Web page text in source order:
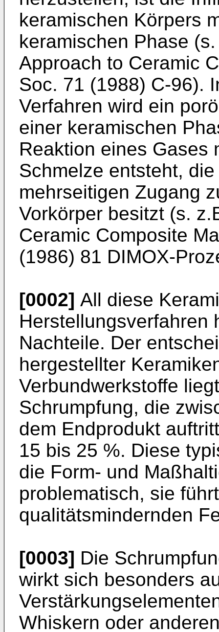
keramischen Körpers
keramischen Phase
Approach to Ceramic
Soc. 71 (1988) C-96).
Verfahren wird ein
einer keramischen
Reaktion eines Gases
Schmelze entsteht,
mehrseitigen Zugang
Vorkörper besitzt (s.
Ceramic Composite
(1986) 81 DIMOX-
[0002] All diese
Herstellungsverfahren
Nachteile. Der
hergestellter
Verbundwerkstoffe
Schrumpfung, die
dem Endprodukt
15 bis 25 %. Diese
die Form- und
problematisch, sie
qualitätsmindernden
[0003] Die
wirkt sich besonders
Whiskern oder